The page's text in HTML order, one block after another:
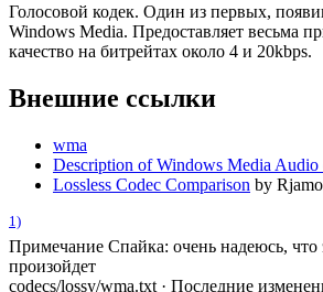
Голосовой кодек. Один из первых,
Windows Media. Предоставляет весьма
качество на битрейтах около 4 и 20kbps.
Внешние ссылки
wma
Description of Windows Media Audio
Lossless Codec Comparison by
1)
Примечание Спайка: очень надеюсь, что
произойдет
codecs/lossy/wma.txt · Последние